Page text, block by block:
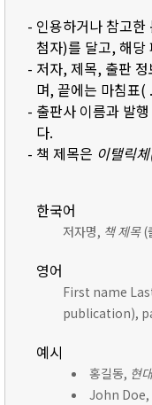
- 인용하거나 참고한
첨자)를 달고, 해당
- 저자, 제목, 출판
며, 끝에는 마침표(
- 출판사 이름과 발
다.
- 책 제목은 이탤릭
한국어
저자명, 책 제목(
영어
First name
publication),
예시
홍길동, 현
John Doe,